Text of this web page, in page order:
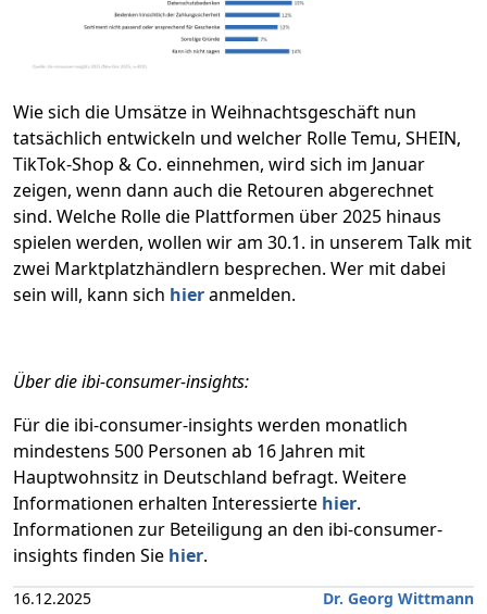
Wie sich die Umsätze in Weihnachtsgeschäft nun
tatsächlich entwickeln und welcher Rolle Temu, SHEIN,
TikTok-Shop & Co. einnehmen, wird sich im Januar
zeigen, wenn dann auch die Retouren abgerechnet
sind. Welche Rolle die Plattformen über 2025 hinaus
spielen werden, wollen wir am 30.1. in unserem Talk mit
zwei Marktplatzhändlern besprechen. Wer mit dabei
sein will, kann sich hieranmelden.
Über die ibi-consumer-insights:
Für die ibi-consumer-insights werden monatlich
mindestens 500 Personen ab 16 Jahren mit
Hauptwohnsitz in Deutschland befragt. Weitere
Informationen erhalten Interessierte hier.
Informationen zur Beteiligung an den ibi-consumer-
insights finden Sie hier.
16.12.2025 Dr. Georg Wittmann